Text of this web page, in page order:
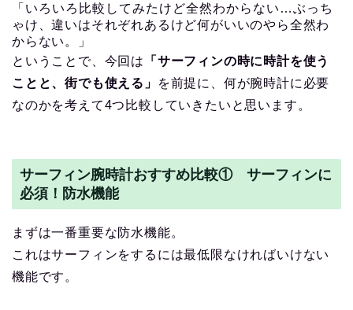
「いろいろ比較してみたけど全然わからない…ぶっち
ゃけ、違いはそれぞれあるけど何がいいのやら全然わ
からない。」
ということで、今回は
「サーフィンの時に時計を使う
ことと、街でも使える」
を前提に、何が腕時計に必要
なのかを考えて4つ比較していきたいと思います。
サーフィン腕時計おすすめ比較① サーフィンに
必須！防水機能
まずは一番重要な防水機能。
これはサーフィンをするには最低限なければいけない
機能です。